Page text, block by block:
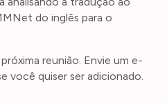
do inglês para o
reunião. Envie um e-
você quiser ser adicionado.